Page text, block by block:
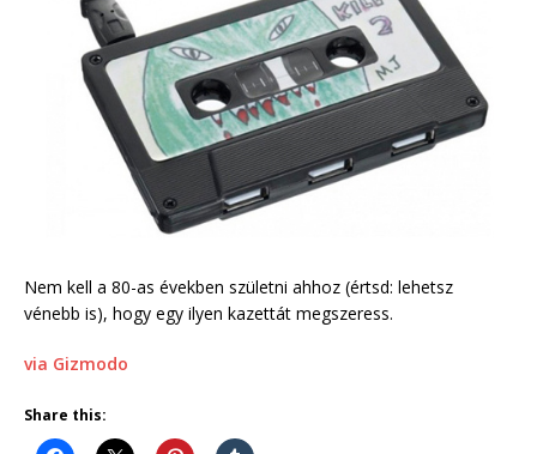
Nem kell a 80-as években születni ahhoz (értsd: lehetsz
vénebb is), hogy egy ilyen kazettát megszeress.
via Gizmodo
Share this: